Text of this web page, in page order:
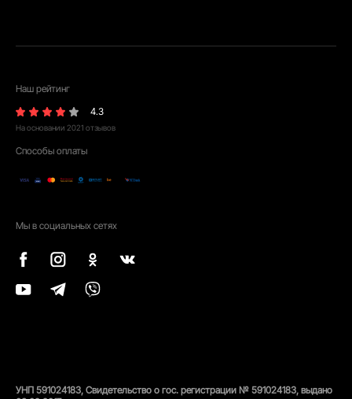
Наш рейтинг
4.3
На основании 2021 отзывов
Способы оплаты
Мы в социальных сетях
УНП 591024183, Свидетельство о гос. регистрации № 591024183, выдано